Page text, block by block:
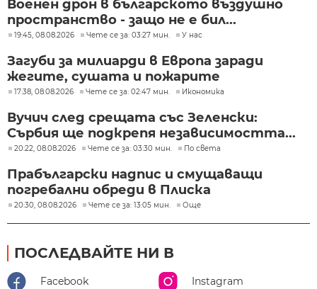
Военен дрон в българското въздушно
пространство - защо не е бил...
19:45, 08.08.2026 Чете се за: 03:27 мин. У нас
Загуби за милиарди в Европа заради
жегите, сушата и пожарите
17:38, 08.08.2026 Чете се за: 02:47 мин. Икономика
Вучич след срещата със Зеленски:
Сърбия ще подкрепя независимостта...
20:22, 08.08.2026 Чете се за: 03:30 мин. По света
Прабългарски надпис и смущаващи
погребални обреди в Плиска
20:30, 08.08.2026 Чете се за: 13:05 мин. Още
ПОСЛЕДВАЙТЕ НИ В
Facebook Instagram